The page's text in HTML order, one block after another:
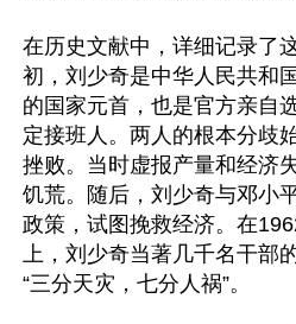
在历史文献中，详细记录了
初，刘少奇是中华人民共和
的国家元首，也是官方亲自
定接班人。两人的根本分歧
挫败。当时虚报产量和经济
饥荒。随后，刘少奇与邓小
政策，试图挽救经济。在
上，刘少奇当著几千名干部
“三分天灾，七分人祸”。